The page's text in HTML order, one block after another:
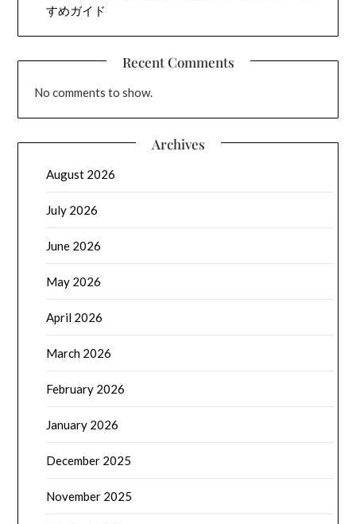
すめガイド
Recent Comments
No comments to show.
Archives
August 2026
July 2026
June 2026
May 2026
April 2026
March 2026
February 2026
January 2026
December 2025
November 2025